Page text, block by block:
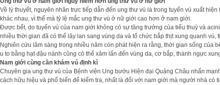
Về lý thuyết, nguyên nhân trực tiếp dẫn đến ung thư vú là trong tuyến vú xuất
khác nhau, vì thế mà tỷ lệ mắc ung thư vú ở nữ giới cao hơn ở nam giới.
Được bết, do tuyến vú của nam giới không có sự tăng trưởng của tiểu thuỳ và
nhiều thời gian đã có thể lây lan sang vùng da và tổ chức bắp thịt xung quanh
Nghiên cứu lâm sàng trong nhiều năm còn phát hiện ra rằng, thời gian sống
u to bằng hạt đậu nành cũng có thể xâm lấn đến vùng da, cơ bắp, thành ngực
Nam giới cùng cần khám vú định kì
Chuyên gia ung thư vú của Bệnh viện Ung bướu Hiện đại Quảng Châu nhấn
cách hữu hiệu và phổ biến để kiểm tra, nhất là đối với nam giới mà người nhà có